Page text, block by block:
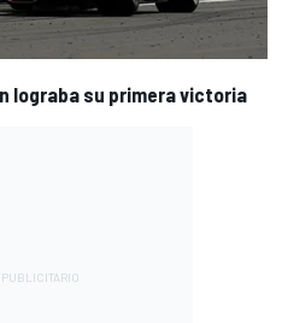
lograba su primera victoria